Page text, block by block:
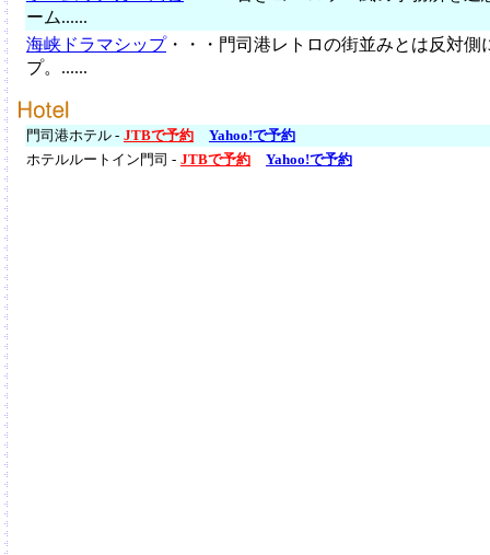
ーム......
海峡ドラマシップ・・・門司港レトロの街並みとは反対
プ。......
門司港ホテル - JTBで予約
Yahoo!で予約
ホテルルートイン門司 - JTBで予約 Yahoo!で予約